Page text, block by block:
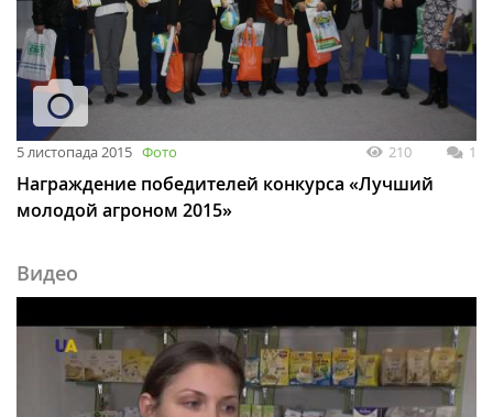
5 листопада 2015 Фото 210 1
Награждение победителей конкурса «Лучший
молодой агроном 2015»
Видео